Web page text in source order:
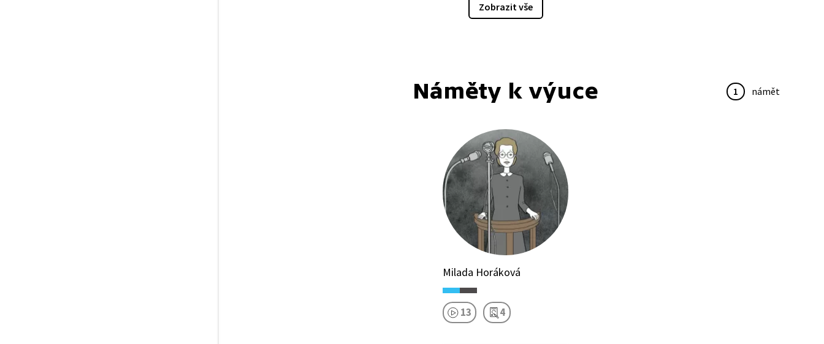
Zobrazit vše
Náměty k výuce 1 námět
Milada Horáková
13 4